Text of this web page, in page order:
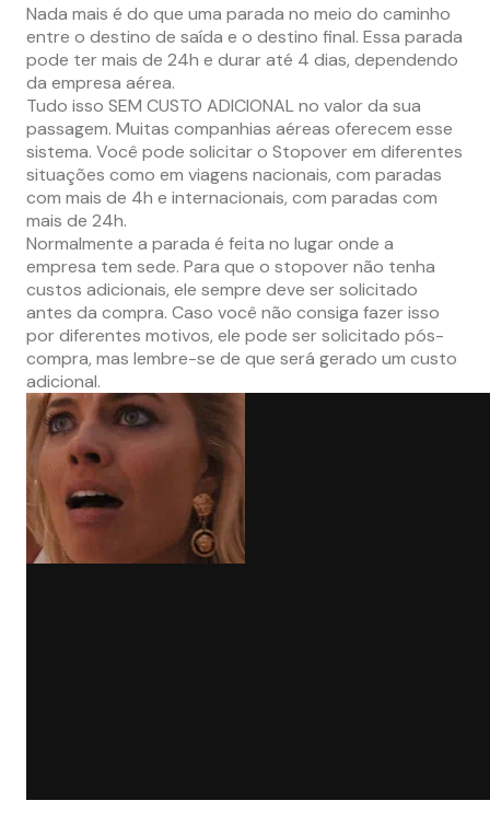
Nada mais é do que uma parada no meio do caminho
entre o destino de saída e o destino final. Essa parada
pode ter mais de 24h e durar até 4 dias, dependendo
da empresa aérea.
Tudo isso SEM CUSTO ADICIONAL no valor da sua
passagem. Muitas companhias aéreas oferecem esse
sistema. Você pode solicitar o Stopover em diferentes
situações como em viagens nacionais, com paradas
com mais de 4h e internacionais, com paradas com
mais de 24h.
Normalmente a parada é feita no lugar onde a
empresa tem sede. Para que o stopover não tenha
custos adicionais, ele sempre deve ser solicitado
antes da compra. Caso você não consiga fazer isso
por diferentes motivos, ele pode ser solicitado pós-
compra, mas lembre-se de que será gerado um custo
adicional.